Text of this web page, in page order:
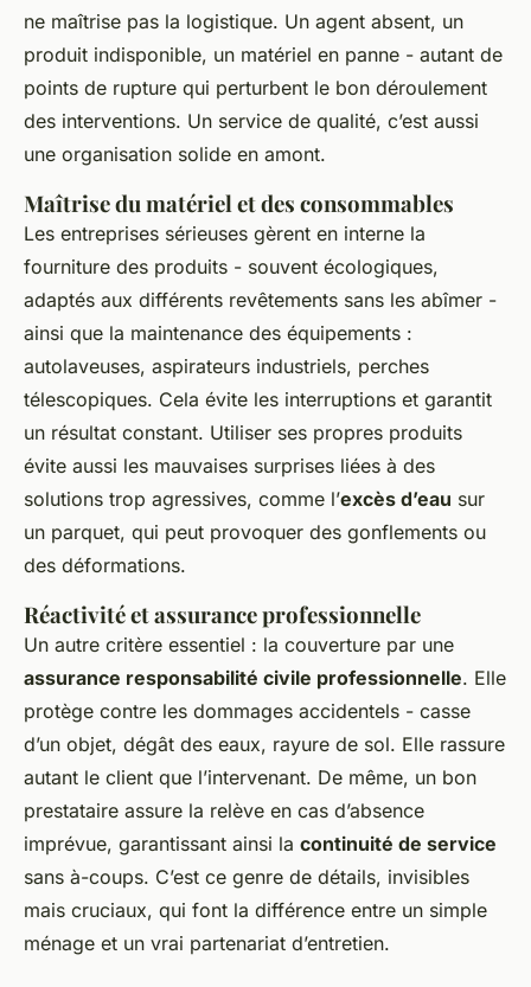
ne maîtrise pas la logistique. Un agent absent, un
produit indisponible, un matériel en panne - autant de
points de rupture qui perturbent le bon déroulement
des interventions. Un service de qualité, c’est aussi
une organisation solide en amont.
Maîtrise du matériel et des consommables
Les entreprises sérieuses gèrent en interne la
fourniture des produits - souvent écologiques,
adaptés aux différents revêtements sans les abîmer -
ainsi que la maintenance des équipements :
autolaveuses, aspirateurs industriels, perches
télescopiques. Cela évite les interruptions et garantit
un résultat constant. Utiliser ses propres produits
évite aussi les mauvaises surprises liées à des
solutions trop agressives, comme l’excès d’eau sur
un parquet, qui peut provoquer des gonflements ou
des déformations.
Réactivité et assurance professionnelle
Un autre critère essentiel : la couverture par une
assurance responsabilité civile professionnelle. Elle
protège contre les dommages accidentels - casse
d’un objet, dégât des eaux, rayure de sol. Elle rassure
autant le client que l’intervenant. De même, un bon
prestataire assure la relève en cas d’absence
imprévue, garantissant ainsi la continuité de service
sans à-coups. C’est ce genre de détails, invisibles
mais cruciaux, qui font la différence entre un simple
ménage et un vrai partenariat d’entretien.